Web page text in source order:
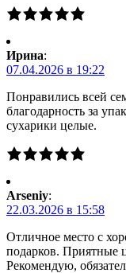
Ирина:
07.04.2026 в 19:22
Понравились всей
благодарность за
сухарики целые.
Arseniy:
22.03.2026 в 15:58
Отличное место с
подарков. Приятные
Рекомендую,